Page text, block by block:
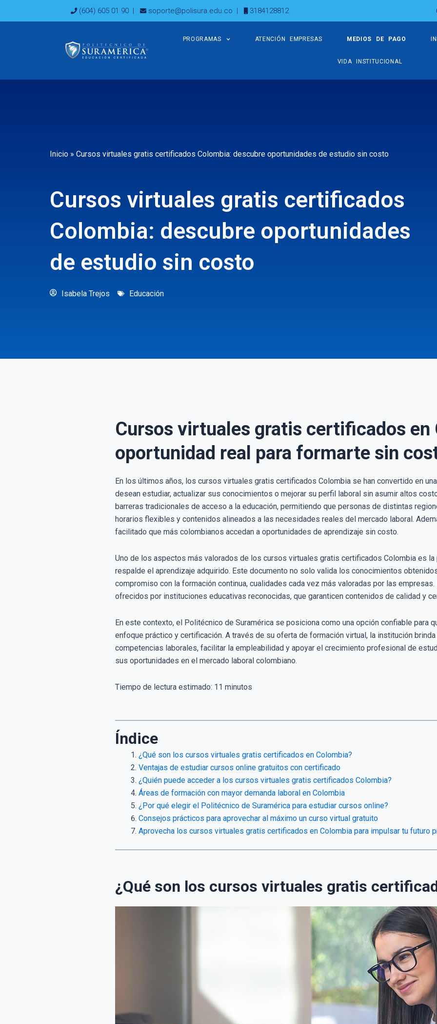
(604) 605 01 90 | soporte@polisura.edu.co | 3184128812
PROGRAMAS ATENCIÓN EMPRESAS MEDIOS DE PAGO
VIDA INSTITUCIONAL
Inicio » Cursos virtuales gratis certificados Colombia: descubre oportunidades de estudio sin costo
Cursos virtuales gratis certificados
Colombia: descubre oportunidades
de estudio sin costo
Isabela Trejos Educación
Cursos virtuales gratis certificados en
oportunidad real para formarte sin
En los últimos años, los cursos virtuales gratis certificados Colombia se han convertido en
desean estudiar, actualizar sus conocimientos o mejorar su perfil laboral sin asumir altos
barreras tradicionales de acceso a la educación, permitiendo que personas de distintas
horarios flexibles y contenidos alineados a las necesidades reales del mercado laboral.
facilitado que más colombianos accedan a oportunidades de aprendizaje sin costo.
Uno de los aspectos más valorados de los cursos virtuales gratis certificados Colombia es
respalde el aprendizaje adquirido. Este documento no solo valida los conocimientos
compromiso con la formación continua, cualidades cada vez más valoradas por las
ofrecidos por instituciones educativas reconocidas, que garanticen contenidos de calidad y
En este contexto, el Politécnico de Suramérica se posiciona como una opción confiable para
enfoque práctico y certificación. A través de su oferta de formación virtual, la institución
competencias laborales, facilitar la empleabilidad y apoyar el crecimiento profesional de
sus oportunidades en el mercado laboral colombiano.
Tiempo de lectura estimado: 11 minutos
Índice
¿Qué son los cursos virtuales gratis certificados en Colombia?
Ventajas de estudiar cursos online gratuitos con certificado
¿Quién puede acceder a los cursos virtuales gratis certificados Colombia?
Áreas de formación con mayor demanda laboral en Colombia
¿Por qué elegir el Politécnico de Suramérica para estudiar cursos online?
Consejos prácticos para aprovechar al máximo un curso virtual gratuito
Aprovecha los cursos virtuales gratis certificados en Colombia para impulsar tu futuro
¿Qué son los cursos virtuales gratis